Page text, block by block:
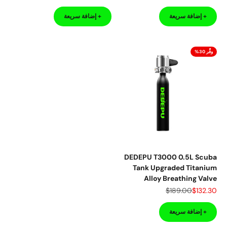
+ إضافة سريعة + إضافة سريعة
وفِّر 30%
DEDEPU T3000 0.5L Scuba
Tank Upgraded Titanium
Alloy Breathing Valve
السعر بعد الخصم
$132.30السعر قبل الخصم
$189.00
+ إضافة سريعة